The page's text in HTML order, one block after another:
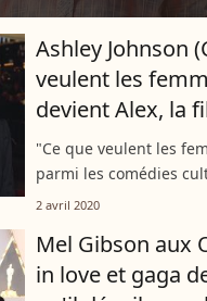
Ashley Johnson
veulent les
devient Alex, la
"Ce que veulent les
parmi les comédies
des années 2000. Si
une autre jeune
carrière...
2 avril 2020
Mel Gibson aux
in love et gaga